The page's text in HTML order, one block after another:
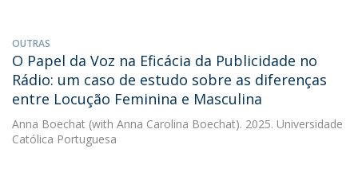
OUTRAS
O Papel da Voz na Eficácia da Publicidade no
Rádio: um caso de estudo sobre as diferenças
entre Locução Feminina e Masculina
Anna Boechat (with Anna Carolina Boechat). 2025. Universidade
Católica Portuguesa